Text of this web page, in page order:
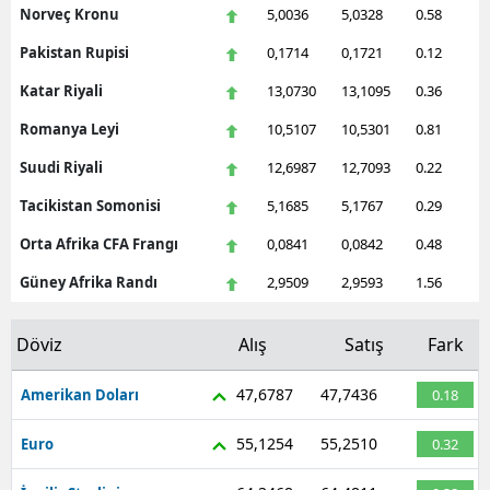
Kahramanmaraş
Mardin
Muğla
Muş
Niğde
Ordu
Rize
Norveç Kronu
5,0036 5,0328
0.58
Pakistan Rupisi
0,1714 0,1721
0.12
Katar Riyali
13,0730 13,1095
0.36
Romanya Leyi
10,5107 10,5301
0.81
Suudi Riyali
12,6987 12,7093
0.22
Tacikistan Somonisi
5,1685 5,1767
0.29
Orta Afrika CFA Frangı
0,0841 0,0842
0.48
Güney Afrika Randı
2,9509 2,9593 1.56
Döviz Alış Satış Fark
Amerikan Doları 47,6787 47,7436 0.18
Euro 55,1254 55,2510 0.32